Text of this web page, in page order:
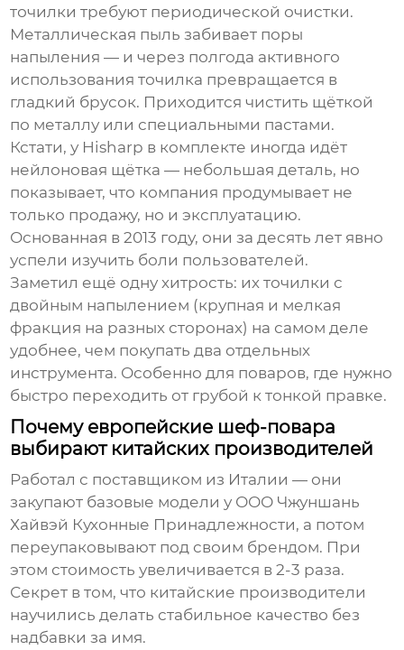
точилки требуют периодической очистки.
Металлическая пыль забивает поры
напыления — и через полгода активного
использования точилка превращается в
гладкий брусок. Приходится чистить щёткой
по металлу или специальными пастами.
Кстати, у Hisharp в комплекте иногда идёт
нейлоновая щётка — небольшая деталь, но
показывает, что компания продумывает не
только продажу, но и эксплуатацию.
Основанная в 2013 году, они за десять лет явно
успели изучить боли пользователей.
Заметил ещё одну хитрость: их точилки с
двойным напылением (крупная и мелкая
фракция на разных сторонах) на самом деле
удобнее, чем покупать два отдельных
инструмента. Особенно для поваров, где нужно
быстро переходить от грубой к тонкой правке.
Почему европейские шеф-повара
выбирают китайских производителей
Работал с поставщиком из Италии — они
закупают базовые модели у ООО Чжуншань
Хайвэй Кухонные Принадлежности, а потом
переупаковывают под своим брендом. При
этом стоимость увеличивается в 2-3 раза.
Секрет в том, что китайские производители
научились делать стабильное качество без
надбавки за имя.